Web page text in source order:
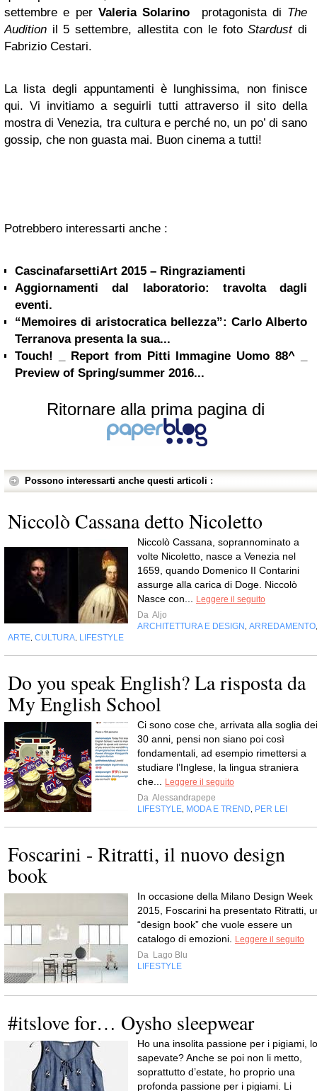
settembre e per Valeria Solarino protagonista di The
Audition il 5 settembre, allestita con le fotoStardustdi
Fabrizio Cestari.
La lista degli appuntamenti è lunghissima, non finisce
qui. Vi invitiamo a seguirli tutti attraverso il sito della
mostra di Venezia, tra cultura e perché no, un po’ di sano
gossip, che non guasta mai. Buon cinema a tutti!
Potrebbero interessarti anche :
CascinafarsettiArt 2015 – Ringraziamenti
Aggiornamenti dal laboratorio: travolta dagli
eventi.
“Memoires di aristocratica bellezza”: Carlo Alberto
Terranova presenta la sua...
Touch! _ Report from Pitti Immagine Uomo 88^ _
Preview of Spring/summer 2016...
Ritornare alla prima pagina di
Possono interessarti anche questi articoli :
Niccolò Cassana detto Nicoletto
Niccolò Cassana, soprannominato a
volte Nicoletto, nasce a Venezia nel
1659, quando Domenico II Contarini
assurge alla carica di Doge. Niccolò
Nasce con...
Leggere il seguito
Da Aljo
ARCHITETTURA E DESIGN ARREDAMENTO
ARTE CULTURA LIFESTYLE
Do you speak English? La risposta da
My English School
Ci sono cose che, arrivata alla soglia dei
30 anni, pensi non siano poi così
fondamentali, ad esempio rimettersi a
studiare l’Inglese, la lingua straniera
che...
Leggere il seguito
Da Alessandrapepe
LIFESTYLE MODA E TREND PER LEI
Foscarini - Ritratti, il nuovo design
In occasione della Milano Design Week
2015, Foscarini ha presentato Ritratti,
“design book” che vuole essere un
catalogo di emozioni.
Leggere il seguito
Da Lago Blu
LIFESTYLE
#itslove for… Oysho sleepwear
Ho una insolita passione per i pigiami, lo
sapevate? Anche se poi non li metto,
soprattutto d’estate, ho proprio una
profonda passione per i pigiami. Li